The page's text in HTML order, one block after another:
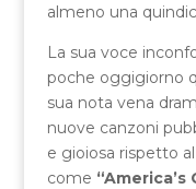
almeno una
La sua voce
poche oggigiorno
sua nota vena
nuove canzoni
e gioiosa rispetto
come “America’s